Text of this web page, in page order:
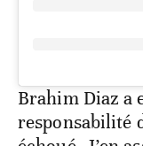
Brahim Diaz a
responsabilité